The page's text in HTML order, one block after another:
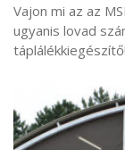
Vajon mi az az
ugyanis lovad
táplálékkiegészítő!